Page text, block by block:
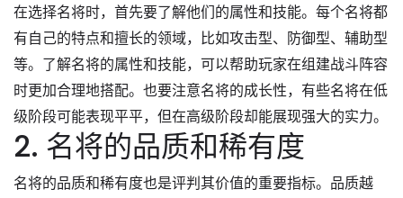
在选择名将时，首先要了解他们的属性和技能。每个名将都
有自己的特点和擅长的领域，比如攻击型、防御型、辅助型
等。了解名将的属性和技能，可以帮助玩家在组建战斗阵容
时更加合理地搭配。也要注意名将的成长性，有些名将在低
级阶段可能表现平平，但在高级阶段却能展现强大的实力。
2. 名将的品质和稀有度
名将的品质和稀有度也是评判其价值的重要指标。品质越